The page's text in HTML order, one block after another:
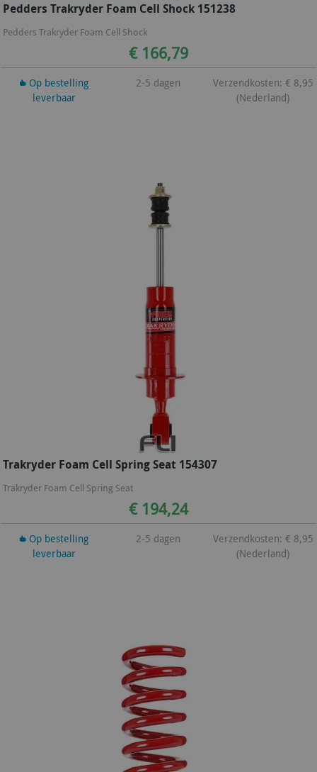
Pedders Trakryder Foam Cell Shock 151238
Pedders Trakryder Foam Cell Shock
€ 166,79
Op bestelling
leverbaar
2-5 dagen
Verzendkosten: € 8,95
(Nederland)
Trakryder Foam Cell Spring Seat 154307
Trakryder Foam Cell Spring Seat
€ 194,24
Op bestelling
leverbaar
2-5 dagen
Verzendkosten: € 8,95
(Nederland)